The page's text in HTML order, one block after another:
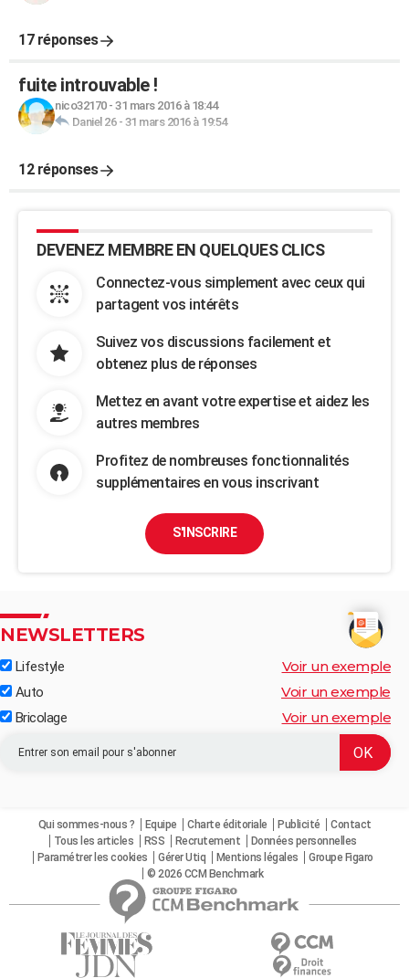
17 réponses
fuite introuvable !
nico32170- 31 mars 2016 à 18:44
Daniel 26- 31 mars 2016 à 19:54
12 réponses
DEVENEZ MEMBRE EN QUELQUES CLICS
Connectez-vous simplement avec ceux qui
partagent vos intérêts
Suivez vos discussions facilement et
obtenez plus de réponses
Mettez en avant votre expertise et aidez les
autres membres
Profitez de nombreuses fonctionnalités
supplémentaires en vous inscrivant
S'INSCRIRE
NEWSLETTERS
Lifestyle Voir un exemple
Auto Voir un exemple
Bricolage Voir un exemple
Qui sommes-nous ? Equipe Charte éditoriale Publicité
Contact
Tous les articles
RSS Recrutement
Données personnelles
Paramétrer les cookies
Gérer Utiq Mentions légales
Groupe Figaro
© 2026 CCM Benchmark